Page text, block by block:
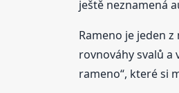
ještě neznamená
Rameno je jeden
rovnováhy svalů a
rameno“, které si